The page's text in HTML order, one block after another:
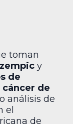
toman
y
de
cáncer de
análisis de
el
de